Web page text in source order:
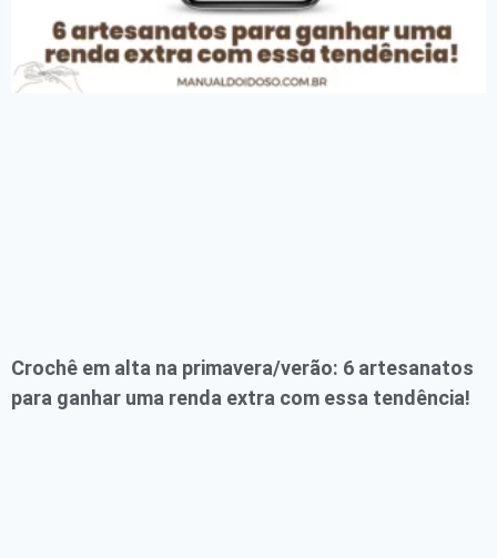
Crochê em alta na primavera/verão: 6 artesanatos
para ganhar uma renda extra com essa tendência!